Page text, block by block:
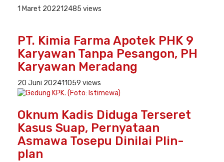
1 Maret 202212485 views
PT. Kimia Farma Apotek PHK 9
Karyawan Tanpa Pesangon, PH
Karyawan Meradang
20 Juni 202411059 views
Oknum Kadis Diduga Terseret
Kasus Suap, Pernyataan
Asmawa Tosepu Dinilai Plin-
plan